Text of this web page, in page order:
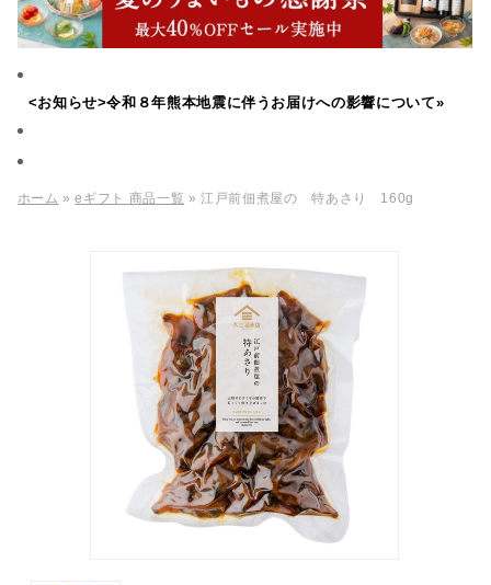
<お知らせ>令和８年熊本地震に伴うお届けへの影響について»
ホーム »eギフト 商品一覧 » 江戸前佃煮屋の 特あさり 160g